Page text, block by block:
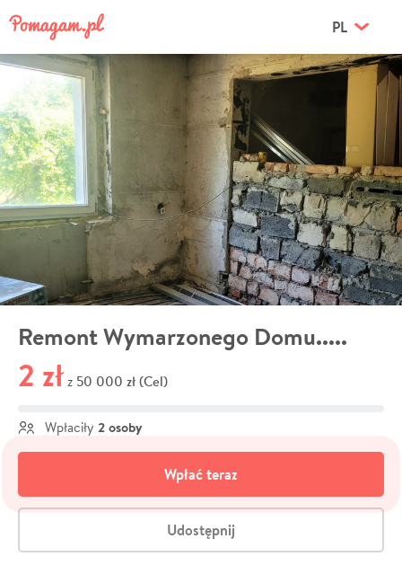
PL
Remont Wymarzonego Domu.....
2 zł z 50 000 zł (Cel)
Wpłaciły 2 osoby
Wpłać teraz
Udostępnij